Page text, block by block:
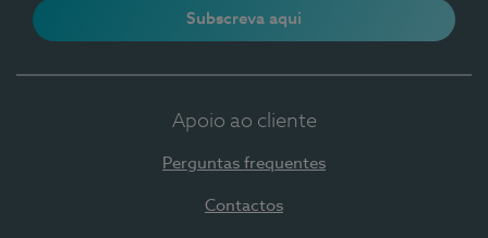
Subscreva aqui
Apoio ao cliente
Perguntas frequentes
Contactos